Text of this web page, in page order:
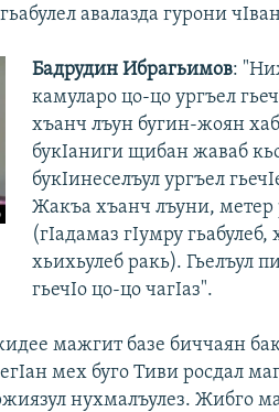
авалазда гурони
Бадрудин Ибрагьимов:
камуларо цо-цо ургъел
хъанч лъун бугин-жоян
букIаниги щибан жаваб
букIинеселъул ургъел
Жакъа хъанч лъуни, метер
(гIадамаз гIумру гьабулеб,
хьихьулеб ракь). Гьелъул
гьечIо цо-цо чагIаз".
мажгит базе биччаян
мех буго Тиви росдал
нухмалъулез. Жибго